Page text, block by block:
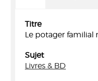
Titre
Le potager familial
Sujet
Livres & BD